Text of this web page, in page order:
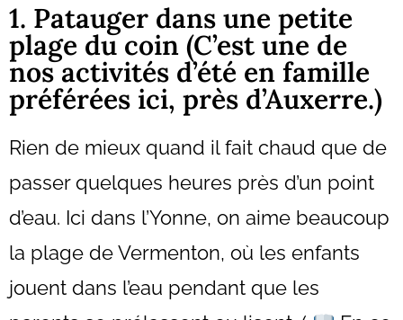
1. Patauger dans une petite
plage du coin (C’est une de
nos activités d’été en famille
préférées ici, près d’Auxerre.)
Rien de mieux quand il fait chaud que de
passer quelques heures près d’un point
d’eau. Ici dans l’Yonne, on aime beaucoup
la plage de Vermenton, où les enfants
jouent dans l’eau pendant que les